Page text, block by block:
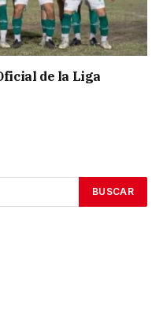
de la Liga